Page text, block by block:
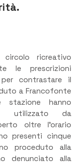
circolo ricreativo
le prescrizioni
contrastare il
a Francofonte
stazione hanno
utilizzato da
oltre l’orario
presenti cinque
proceduto alla
denunciato alla